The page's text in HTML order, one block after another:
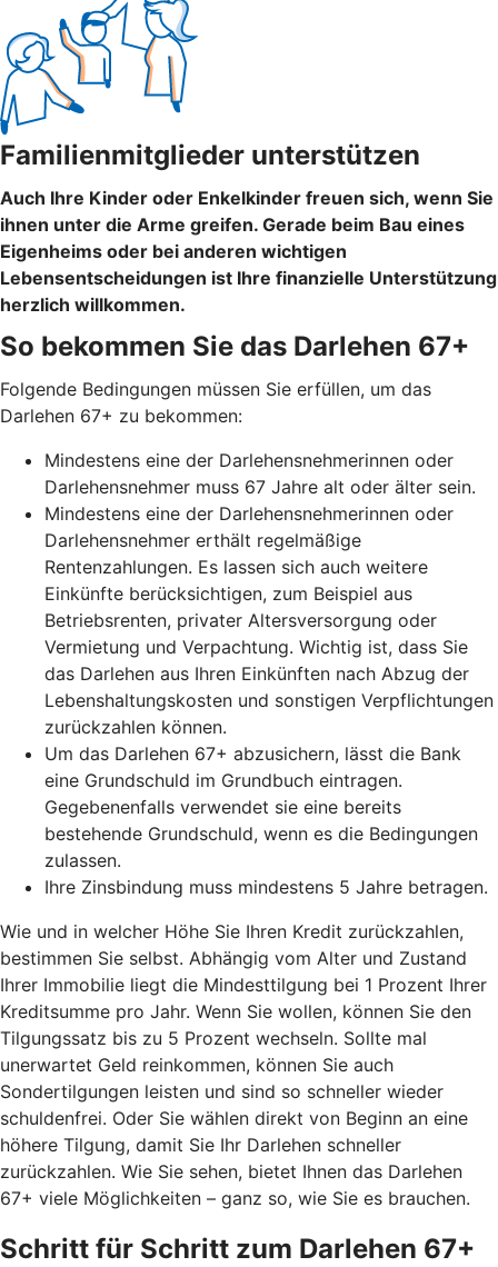
Familienmitglieder unterstützen
Auch Ihre Kinder oder Enkelkinder freuen sich, wenn Sie
ihnen unter die Arme greifen. Gerade beim Bau eines
Eigenheims oder bei anderen wichtigen
Lebensentscheidungen ist Ihre finanzielle Unterstützung
herzlich willkommen.
So bekommen Sie das Darlehen 67+
Folgende Bedingungen müssen Sie erfüllen, um das
Darlehen 67+ zu bekommen:
Mindestens eine der Darlehensnehmerinnen oder
Darlehensnehmer muss 67 Jahre alt oder älter sein.
Mindestens eine der Darlehensnehmerinnen oder
Darlehensnehmer erthält regelmäßige
Rentenzahlungen. Es lassen sich auch weitere
Einkünfte berücksichtigen, zum Beispiel aus
Betriebsrenten, privater Altersversorgung oder
Vermietung und Verpachtung. Wichtig ist, dass Sie
das Darlehen aus Ihren Einkünften nach Abzug der
Lebenshaltungskosten und sonstigen Verpflichtungen
zurückzahlen können.
Um das Darlehen 67+ abzusichern, lässt die Bank
eine Grundschuld im Grundbuch eintragen.
Gegebenenfalls verwendet sie eine bereits
bestehende Grundschuld, wenn es die Bedingungen
zulassen.
Ihre Zinsbindung muss mindestens 5 Jahre betragen.
Wie und in welcher Höhe Sie Ihren Kredit zurückzahlen,
bestimmen Sie selbst. Abhängig vom Alter und Zustand
Ihrer Immobilie liegt die Mindesttilgung bei 1 Prozent Ihrer
Kreditsumme pro Jahr. Wenn Sie wollen, können Sie den
Tilgungssatz bis zu 5 Prozent wechseln. Sollte mal
unerwartet Geld reinkommen, können Sie auch
Sondertilgungen leisten und sind so schneller wieder
schuldenfrei. Oder Sie wählen direkt von Beginn an eine
höhere Tilgung, damit Sie Ihr Darlehen schneller
zurückzahlen. Wie Sie sehen, bietet Ihnen das Darlehen
67+ viele Möglichkeiten – ganz so, wie Sie es brauchen.
Schritt für Schritt zum Darlehen 67+